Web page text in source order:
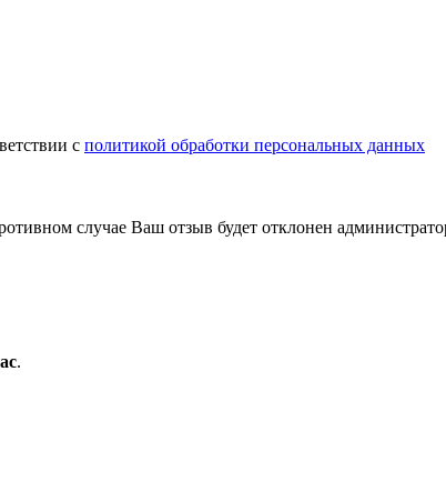
с политикой обработки персональных данных
случае Ваш отзыв будет отклонен
.